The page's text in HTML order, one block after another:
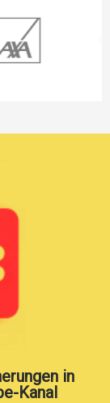
in
Kanal